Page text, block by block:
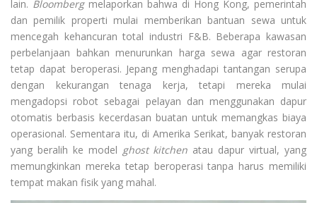
lain. Bloombergmelaporkan bahwa di Hong Kong, pemerintah
dan pemilik properti mulai memberikan bantuan sewa untuk
mencegah kehancuran total industri F&B. Beberapa kawasan
perbelanjaan bahkan menurunkan harga sewa agar restoran
tetap dapat beroperasi. Jepang menghadapi tantangan serupa
dengan kekurangan tenaga kerja, tetapi mereka mulai
mengadopsi robot sebagai pelayan dan menggunakan dapur
otomatis berbasis kecerdasan buatan untuk memangkas biaya
operasional. Sementara itu, di Amerika Serikat, banyak restoran
yang beralih ke model ghost kitchen atau dapur virtual, yang
memungkinkan mereka tetap beroperasi tanpa harus memiliki
tempat makan fisik yang mahal.